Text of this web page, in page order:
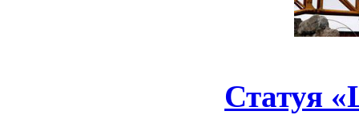
Статуя